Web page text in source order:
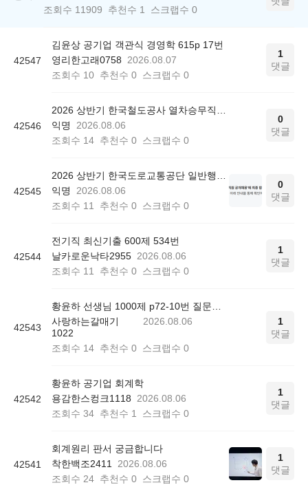
조회수 11909 추천수 1 스크랩수 0
42547
김윤상 공기업 객관식 경영학 615p 17번
영리한고래0758
2026.08.07
조회수 10 추천수 0 스크랩수 0
1
댓글
42546
익명
2026.08.06
조회수 14 추천수 0 스크랩수 0
0
댓글
42545
익명
2026.08.06
조회수 11 추천수 0 스크랩수 0
0
댓글
42544
전기직 최신기출 600제 534번
날카로운낙타2955 2026.08.06
조회수 11 추천수 0 스크랩수 0
1
댓글
42543
사랑하는갈매기
1022
2026.08.06
조회수 14 추천수 0 스크랩수 0
1
댓글
42542
황윤하 공기업 회계학
용감한스컹크1118
2026.08.06
조회수 34 추천수 1 스크랩수 0
1
댓글
42541
회계원리 판서 궁금합니다
착한백조2411
2026.08.06
조회수 24 추천수 0 스크랩수 0
1
댓글